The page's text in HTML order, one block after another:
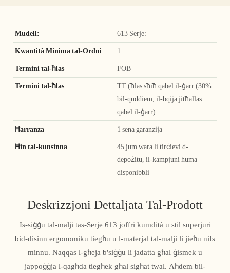
Mudell: 613 Serje:
Kwantità Minima tal-Ordni 1
Termini tal-ħlas FOB
Termini tal-ħlas
TT (ħlas sħiħ qabel il-ġarr (30%
bil-quddiem, il-bqija jitħallas
qabel il-ġarr).
Ħarranza 1 sena garanzija
Ħin tal-kunsinna
45 jum wara li tirċievi d-
depożitu, il-kampjuni huma
disponibbli
Deskrizzjoni Dettaljata Tal-Prodott
Is-siġġu tal-malji tas-Serje 613 joffri kumdità u stil superjuri
bid-disinn ergonomiku tiegħu u l-materjal tal-malji li jieħu nifs
minnu. Naqqas l-għeja b'siġġu li jadatta għal ġismek u
jappoġġja l-qagħda tiegħek għal sigħat twal. Aħdem bil-